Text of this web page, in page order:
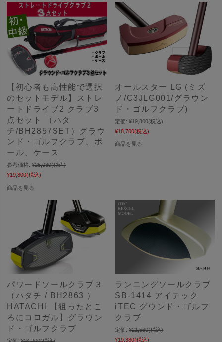
【初心者も高性能で選択
のセットモデル】ストレ
ートドライブ2 クラブ3
点セット （ハタ
チ/BH2857SET）グラウ
ンド・ゴルフクラブ、ボ
ール、ケース
参考価格: ¥25,080(税込)
¥19,800(税込)
商品を見る
オールスター LG (ミズ
ノ/C3JLG001/グラウン
ド・ゴルフクラブ)
定価: ¥19,800(税込)
¥18,700(税込)
商品を見る
パワードソールクラブ３
（ハタチ / BH2863 ）
HATACHI 【狙ったとこ
ろにコロガル】グラウン
ド・ゴルフクラブ
定価: ¥24,200(税込)
ランニングソールクラブ
SB-1414 アイテック
iTEC グウンド・ゴルフ
クラブ
定価: ¥21,560(税込)
¥19,380(税込)